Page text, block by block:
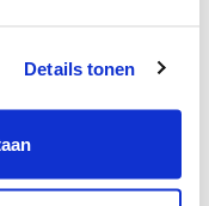
Details tonen
iets voor jou